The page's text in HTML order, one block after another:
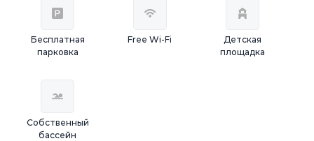
Бесплатная
парковка
Free Wi-Fi
Детская
площадка
Собственный
бассейн